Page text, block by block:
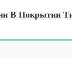
В Покрытии